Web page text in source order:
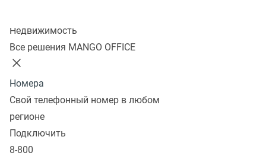
Недвижимость
Все решения MANGO OFFICE
Номера
Свой телефонный номер в любом
регионе
Подключить
8-800
Организация работы приемной комиссии учебного
заведения связана с необходимостью постоянной
коммуникации и качественной обработкой большого
потока входящих вопросов и информации. Важно
не потерять ни одного запроса, ведь от этого зависит
выполнение плана по набору абитуриентов и рейтинг
вуза.